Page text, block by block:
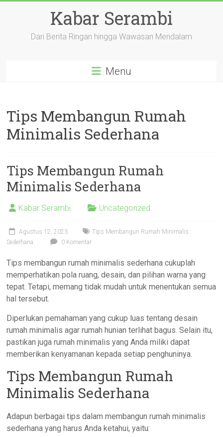
Kabar Serambi
Dari Berita Ringan hingga Wawasan Mendalam
Menu
Tips Membangun Rumah
Minimalis Sederhana
Tips Membangun Rumah
Minimalis Sederhana
Kabar Serambi Uncategorized
Agustus 12, 2023
Tips Membangun Rumah Minimalis
Sederhana
0 Komentar
Tips membangun rumah minimalis sederhana cukuplah
memperhatikan pola ruang, desain, dan pilihan warna yang
tepat. Tetapi, memang tidak mudah untuk menentukan semua
hal tersebut.
Diperlukan pemahaman yang cukup luas tentang desain
rumah minimalis agar rumah hunian terlihat bagus. Selain itu,
pastikan juga rumah minimalis yang Anda miliki dapat
memberikan kenyamanan kepada setiap penghuninya.
Tips Membangun Rumah
Minimalis Sederhana
Adapun berbagai tips dalam membangun rumah minimalis
sederhana yang harus Anda ketahui, yaitu: